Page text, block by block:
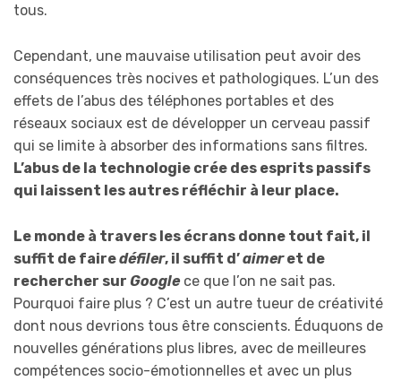
tous.
Cependant, une mauvaise utilisation peut avoir des
conséquences très nocives et pathologiques. L’un des
effets de l’abus des téléphones portables et des
réseaux sociaux est de développer un cerveau passif
qui se limite à absorber des informations sans filtres.
L’abus de la technologie crée des esprits passifs
qui laissent les autres réfléchir à leur place.
Le monde à travers les écrans donne tout fait, il
suffit de fairedéfiler, il suffit d’aimeret de
rechercher sur Googlece que l’on ne sait pas.
Pourquoi faire plus ? C’est un autre tueur de créativité
dont nous devrions tous être conscients. Éduquons de
nouvelles générations plus libres, avec de meilleures
compétences socio-émotionnelles et avec un plus